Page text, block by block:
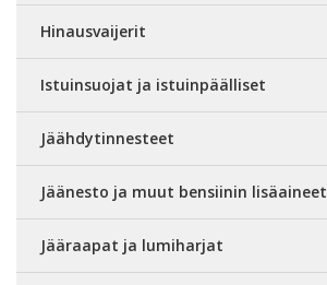
Hinausvaijerit
Istuinsuojat ja istuinpäälliset
Jäähdytinnesteet
Jäänesto ja muut bensiinin lisäaineet
Jääraapat ja lumiharjat